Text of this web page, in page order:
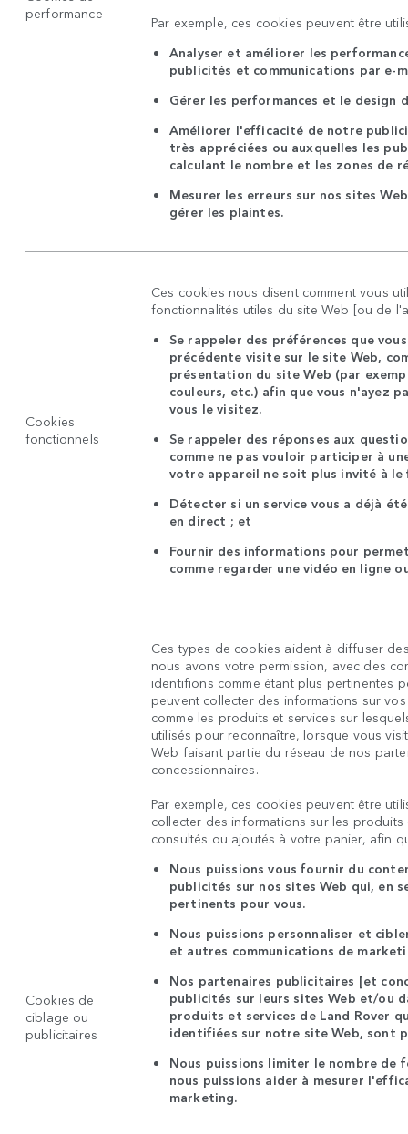
performance
Par exemple, ces cookies peuvent être
Analyser et améliorer les
publicités et communications par e-
Gérer les performances et le design
Améliorer l'efficacité de notre
très appréciées ou auxquelles les
calculant le nombre et les zones de
Mesurer les erreurs sur nos sites
gérer les plaintes.
Cookies
fonctionnels
Ces cookies nous disent comment vous
fonctionnalités utiles du site Web [ou de
Se rappeler des préférences que
précédente visite sur le site Web,
présentation du site Web (par
couleurs, etc.) afin que vous n'ayez
vous le visitez.
Se rappeler des réponses aux
comme ne pas vouloir participer à
votre appareil ne soit plus invité à
Détecter si un service vous a déjà
en direct ; et
Fournir des informations pour
comme regarder une vidéo en ligne
Cookies de
ciblage ou
publicitaires
Ces types de cookies aident à diffuser
nous avons votre permission, avec des
identifions comme étant plus pertinentes
peuvent collecter des informations sur
comme les produits et services sur
utilisés pour reconnaître, lorsque vous
Web faisant partie du réseau de nos
concessionnaires.
Par exemple, ces cookies peuvent être
collecter des informations sur les
consultés ou ajoutés à votre panier, afin
Nous puissions vous fournir du
publicités sur nos sites Web qui, en
pertinents pour vous.
Nous puissions personnaliser et
et autres communications de
Nos partenaires publicitaires [et
publicités sur leurs sites Web et/ou
produits et services de Land Rover
identifiées sur notre site Web, sont
Nous puissions limiter le nombre de
nous puissions aider à mesurer
marketing.